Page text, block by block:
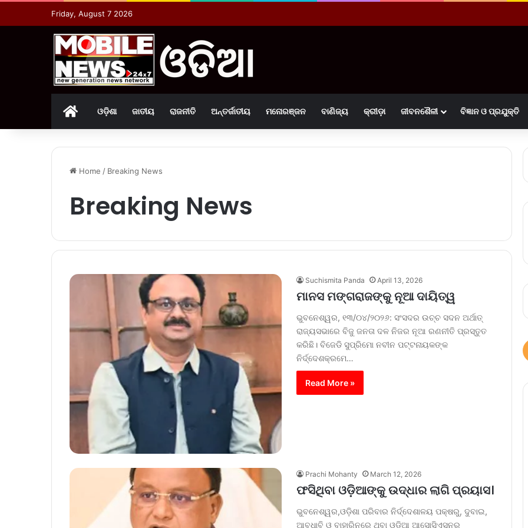
Friday, August 7 2026
Homeଓଡ଼ିଶା ଜାତୀୟ ରାଜନୀତି ଅନ୍ତର୍ଜାତୀୟ ମନୋରଞ୍ଜନ ବାଣିଜ୍ୟ କ୍ରୀଡ଼ା ଜୀବନଶୈଳୀ ବିଜ୍ଞାନ ଓ ପ୍ରଯୁକ୍ତି
Home / Breaking News
Breaking News
Suchismita Panda April 13, 2026
ମାନସ ମଙ୍ଗରାଜଙ୍କୁ ନୂଆ ଦାୟିତ୍ୱ
ଭୁବନେଶ୍ୱର, ୧୩/୦୪/୨୦୨୬: ସଂସଦର ଉଚ୍ଚ ସଦନ ଅର୍ଥାତ୍
ରାଜ୍ୟସଭାରେ ବିଜୁ ଜନତା ଦଳ ନିଜର ନୂଆ ରଣନୀତି ପ୍ରସ୍ତୁତ
କରିଛି। ବିଜେଡି ସୁପ୍ରିମୋ ନବୀନ ପଟ୍ଟନାୟକଙ୍କ
ନିର୍ଦ୍ଦେଶକ୍ରମେ…
Read More »
Prachi Mohanty March 12, 2026
ଫସିଥିବା ଓଡ଼ିଆଙ୍କୁ ଉଦ୍ଧାର ଲାଗି ପ୍ରୟାସ।
ଭୁବନେଶ୍ୱର,ଓଡ଼ିଶା ପରିବାର ନିର୍ଦ୍ଦେଶାଳୟ ପକ୍ଷରୁ, ଦୁବାଇ,
ଆବୁଧାବି ଓ ବାହାରିନରେ ଥିବା ଓଡ଼ିଆ ଆସୋସିଏସନର